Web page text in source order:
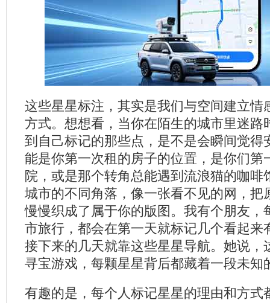
这些星星标注，其实是我们与空间建立情
方式。想想看，当你在陌生的城市里迷路
到自己标记的那些点，是不是会瞬间觉得
能是你第一次租的房子的位置，是你们第
院，或是那个转角总能遇到流浪猫的咖啡
城市的不同角落，像一张看不见的网，把
慢慢织成了属于你的版图。我有个朋友，
市旅行，都会在第一天就标记几个看起来
接下来的几天就靠这些星星导航。她说，
寻宝游戏，每颗星星背后都藏着一段未知
有趣的是，每个人标记星星的理由和方式